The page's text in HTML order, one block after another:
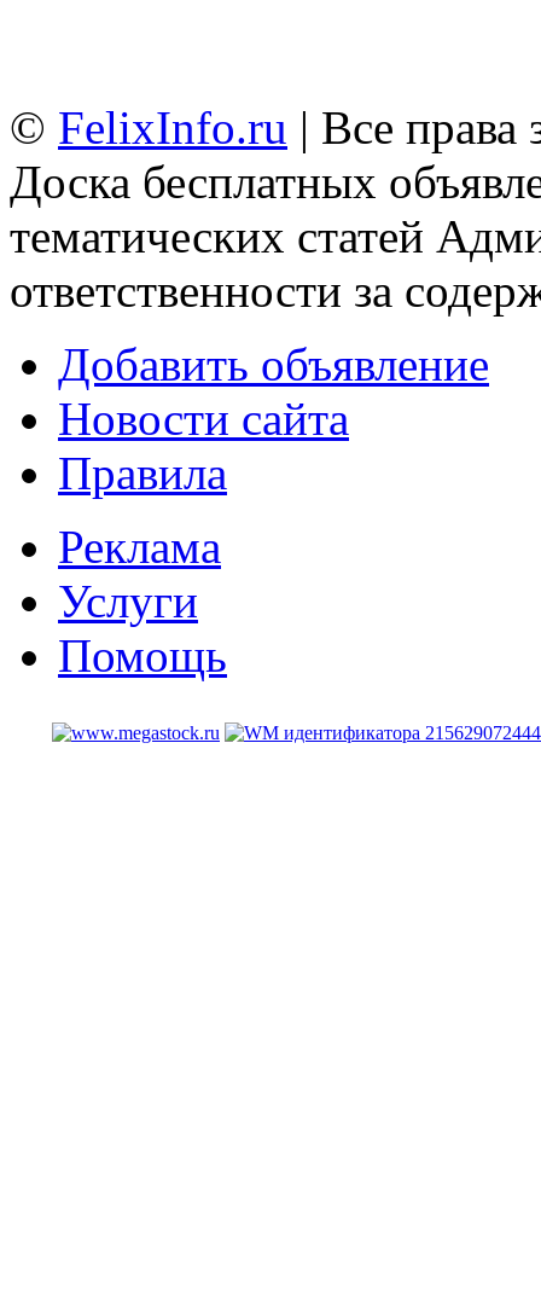
© FelixInfo.ru | Все
Доска бесплатных
тематических статей
ответственности за
Добавить объявление
Новости сайта
Правила
Реклама
Услуги
Помощь